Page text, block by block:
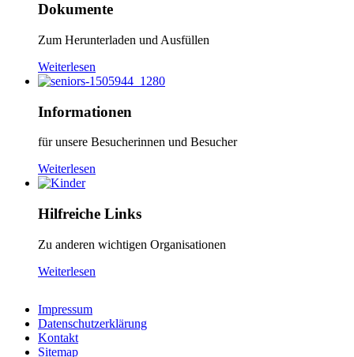
Dokumente
Zum Herunterladen und Ausfüllen
Weiterlesen
Informationen
für unsere Besucherinnen und Besucher
Weiterlesen
Hilfreiche Links
Zu anderen wichtigen Organisationen
Weiterlesen
Impressum
Datenschutzerklärung
Kontakt
Sitemap